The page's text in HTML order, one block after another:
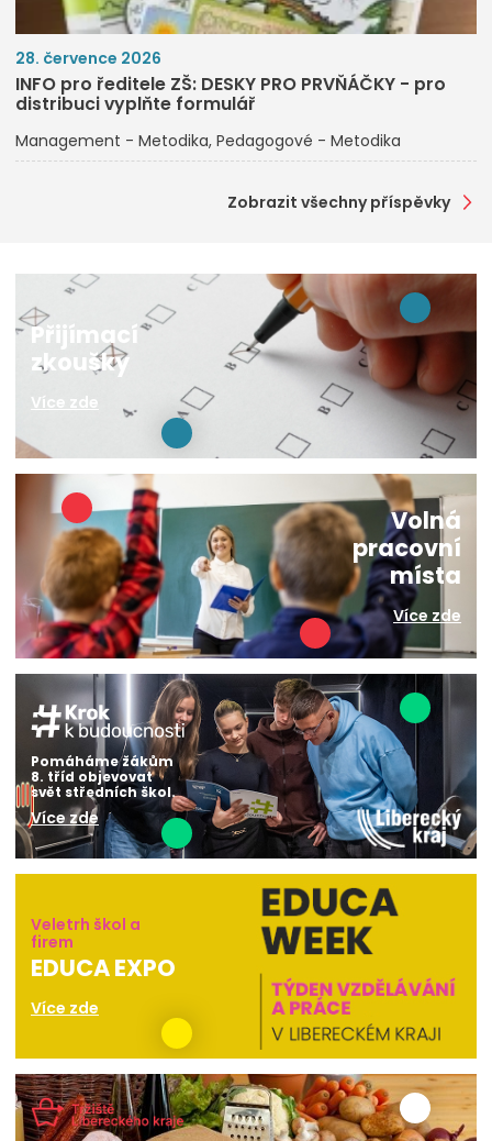
28. července 2026
INFO pro ředitele ZŠ: DESKY PRO PRVŇÁČKY - pro
distribuci vyplňte formulář
Management - Metodika Pedagogové - Metodika
Zobrazit všechny příspěvky
Přijímací
zkoušky
Více zde
Volná
pracovní
místa
Více zde
Pomáháme žákům
8. tříd objevovat
svět středních škol.
Více zde
Veletrh škol a
firem
EDUCA EXPO
Více zde